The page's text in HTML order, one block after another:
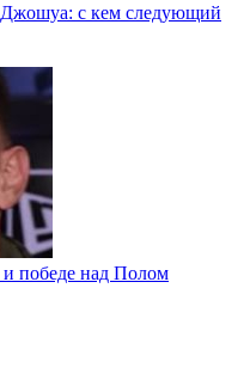
с кем следующий
победе над Полом